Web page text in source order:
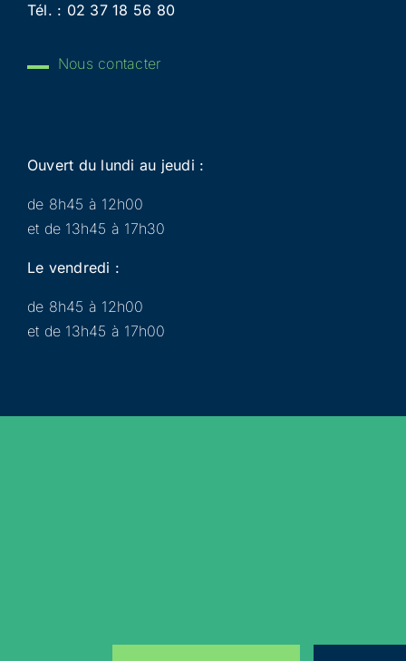
Tél. : 02 37 18 56 80
Nous contacter
Ouvert du lundi au jeudi :
de 8h45 à 12h00
et de 13h45 à 17h30
Le vendredi :
de 8h45 à 12h00
et de 13h45 à 17h00